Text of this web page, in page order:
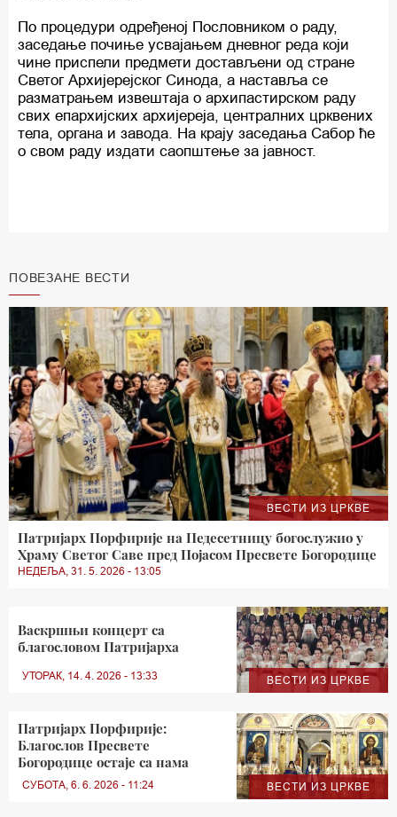
По процедури одређеној Пословником о раду,
заседање почиње усвајањем дневног реда који
чине приспели предмети достављени од стране
Светог Архијерејског Синода, а наставља се
разматрањем извештаја о архипастирском раду
свих епархијских архијереја, централних црквених
тела, органа и завода. На крају заседања Сабор ће
о свом раду издати саопштење за јавност.
ПОВЕЗАНЕ ВЕСТИ
ВЕСТИ ИЗ ЦРКВЕ
Патријарх Порфирије на Педесетницу богослужио у
Храму Светог Саве пред Појасом Пресвете Богородице
НЕДЕЉА, 31. 5. 2026 - 13:05
ВЕСТИ ИЗ ЦРКВЕ
Васкршњи концерт са
благословом Патријарха
УТОРАК, 14. 4. 2026 - 13:33
ВЕСТИ ИЗ ЦРКВЕ
Патријарх Порфирије:
Благослов Пресвете
Богородице остаје са нама
СУБОТА, 6. 6. 2026 - 11:24